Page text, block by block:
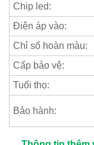
Chip led:
Điện áp vào:
Chỉ số hoàn màu:
Cấp bảo vệ:
Tuổi thọ:
Bảo hành: